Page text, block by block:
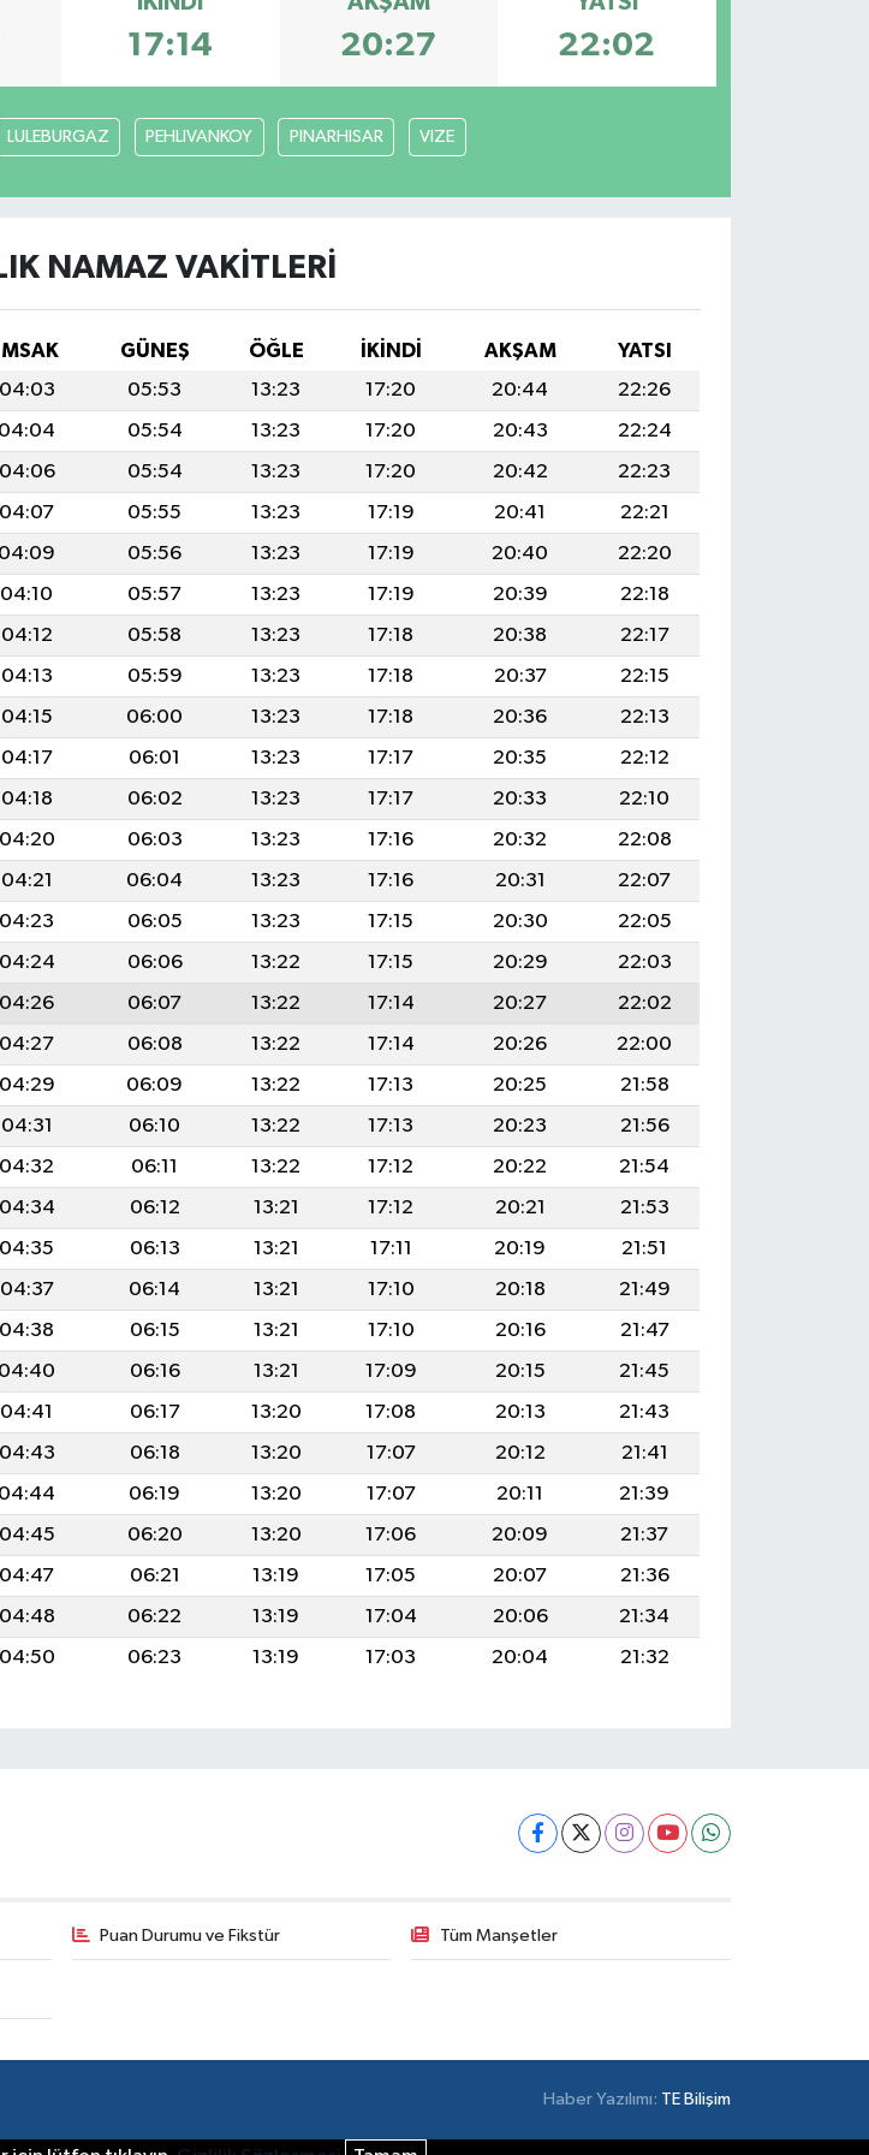
17:14 20:27 22:02
LULEBURGAZ PEHLIVANKOY PINARHISAR VIZE
NAMAZ VAKITLERI
İMSAK GÜNEŞ ÖĞLE İKINDI AKŞAM
YATSI
04:03 05:53 13:23 17:20 20:44
22:26
04:04 05:54 13:23 17:20 20:43
22:24
04:06 05:54 13:23 17:20 20:42
22:23
04:07 05:55 13:23 17:19 20:41
22:21
04:09 05:56 13:23 17:19 20:40
22:20
04:10 05:57 13:23 17:19 20:39
22:18
04:12 05:58 13:23 17:18 20:38
22:17
04:13 05:59 13:23 17:18 20:37
22:15
04:15 06:00 13:23 17:18 20:36
22:13
04:17 06:01 13:23 17:17 20:35
22:12
04:18 06:02 13:23 17:17 20:33
22:10
04:20 06:03 13:23 17:16 20:32
22:08
04:21 06:04 13:23 17:16 20:31
22:07
04:23 06:05 13:23 17:15 20:30
22:05
04:24 06:06 13:22 17:15 20:29
22:03
04:26 06:07 13:22 17:14 20:27
22:02
04:27 06:08 13:22 17:14 20:26
22:00
04:29 06:09 13:22 17:13 20:25
21:58
04:31 06:10 13:22 17:13 20:23
21:56
04:32 06:11 13:22 17:12 20:22
21:54
04:34 06:12 13:21 17:12 20:21
21:53
04:35 06:13 13:21 17:11 20:19
21:51
04:37 06:14 13:21 17:10 20:18
21:49
04:38 06:15 13:21 17:10 20:16
21:47
04:40 06:16 13:21 17:09 20:15
21:45
04:41 06:17 13:20 17:08 20:13
21:43
04:43 06:18 13:20 17:07 20:12
21:41
04:44 06:19 13:20 17:07 20:11
21:39
04:45 06:20 13:20 17:06 20:09
21:37
04:47 06:21 13:19 17:05 20:07
21:36
04:48 06:22 13:19 17:04 20:06
21:34
04:50 06:23 13:19 17:03 20:04 21:32
Puan Durumu ve Fikstür Tüm Manşetler
Haber Yazılımı: TE Bilişim